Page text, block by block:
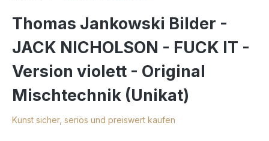
Thomas Jankowski Bilder -
JACK NICHOLSON - FUCK IT -
Version violett - Original
Mischtechnik (Unikat)
Kunst sicher, seriös und preiswert kaufen